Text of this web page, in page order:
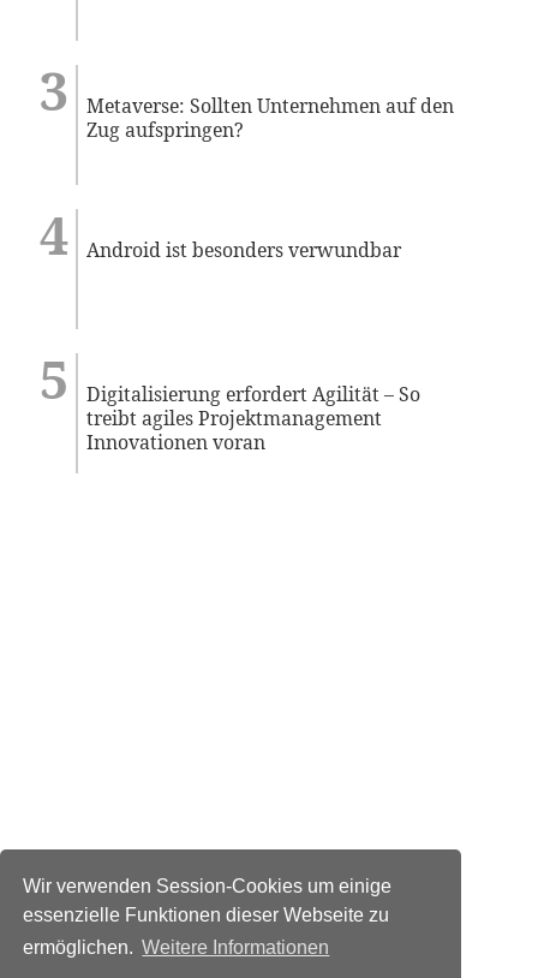
Wir verwenden Session-Cookies um einige
essenzielle Funktionen dieser Webseite zu
ermöglichen. Weitere Informationen
Metaverse: Sollten Unternehmen auf den
Zug aufspringen?
Android ist besonders verwundbar
Digitalisierung erfordert Agilität – So
treibt agiles Projektmanagement
Innovationen voran